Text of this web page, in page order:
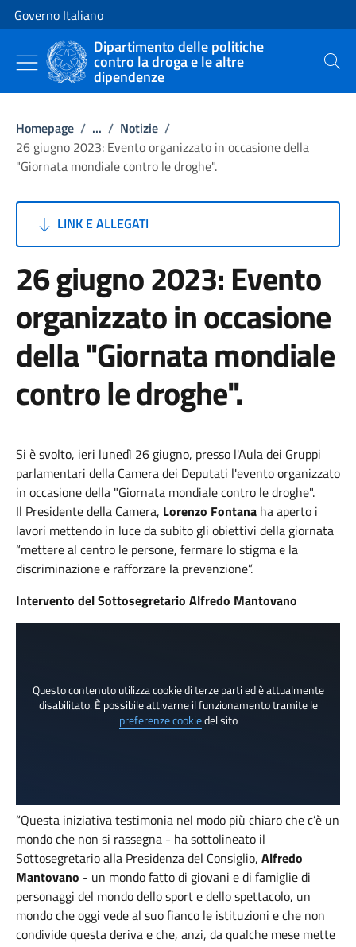
Vai al contenuto
Vai alla navigazione del sito
Governo Italiano
Dipartimento delle politiche
contro la droga e le altre
dipendenze Cerca
Homepage / ... / Notizie /
26 giugno 2023: Evento organizzato in occasione della
"Giornata mondiale contro le droghe".
LINK E ALLEGATI
26 giugno 2023: Evento
organizzato in occasione
della "Giornata mondiale
contro le droghe".
Si è svolto, ieri lunedì 26 giugno, presso l'Aula dei Gruppi
parlamentari della Camera dei Deputati l'evento organizzato
in occasione della "Giornata mondiale contro le droghe".
Il Presidente della Camera, Lorenzo Fontana ha aperto i
lavori mettendo in luce da subito gli obiettivi della giornata
“mettere al centro le persone, fermare lo stigma e la
discriminazione e rafforzare la prevenzione”.
Intervento del Sottosegretario Alfredo Mantovano
Questo contenuto utilizza cookie di terze parti ed è attualmente
disabilitato. È possibile attivarne il funzionamento tramite le
preferenze cookiedel sito
“Questa iniziativa testimonia nel modo più chiaro che c’è un
mondo che non si rassegna - ha sottolineato il
Sottosegretario alla Presidenza del Consiglio, Alfredo
Mantovano - un mondo fatto di giovani e di famiglie di
personaggi del mondo dello sport e dello spettacolo, un
mondo che oggi vede al suo fianco le istituzioni e che non
condivide questa deriva e che, anzi, da qualche mese mette